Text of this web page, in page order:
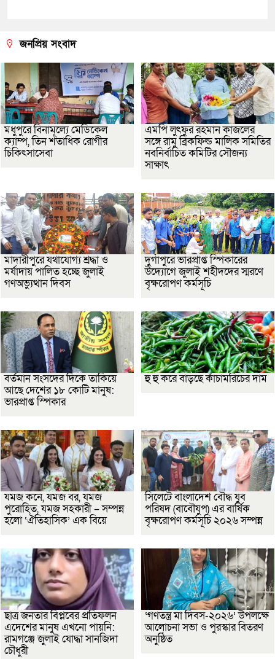
জনপ্রিয় সংবাদ
মধুপুরে বিনামূল্যে মেডিকেল
ক্যাম্প, তিন শতাধিক রোগীর
চিকিৎসাসেবা
এমপি লুৎফুর রহমান কাজলের
সঙ্গে রামু ব্রিকফিল্ড মালিক সমিতির
নবনির্বাচিত কমিটির সৌজন্য
সাক্ষাৎ
মাদারীপুরে যথাযোগ্য শ্রদ্ধা ও
মর্যাদায় পালিত হচ্ছে জুলাই
গণঅভ্যুত্থান দিবস
দুর্গাপুরে ভারপ্রাপ্ত স্পিকারের
উদ্যোগে জুলাই শহীদদের স্মরণে
বৃক্ষরোপণ কর্মসূচি
বর্তমান সংসদের দিকে তাকিয়ে
আছে দেশের ১৮ কোটি মানুষ:
ভারপ্রাপ্ত স্পিকার
হু হু করে বাড়ছে কাঁচামরিচের দাম
যমজ কনে, যমজ বর, যমজ
পুরোহিত, যমজ সহকারী – সম্পন্ন
হলো ‘ঐতিহাসিক’ এক বিয়ে
সিলেটে বাংলাদেশ বৌদ্ধ যুব
পরিষদ (বাবৌযুপ) এর বার্ষিক
বৃক্ষরোপণ কর্মসূচি ২০২৬ সম্পন্ন
ছাত্র জনতার বিপ্লবের প্রতিফলন
এদেশের মানুষ এখনো পায়নি:
রামগঞ্জে জুলাই যোদ্ধা সানজিদা
চৌধুরী
‘গণতন্ত্র মা দিবস-২০২৬’ উপলক্ষে
আলোচনা সভা ও পুরস্কার বিতরণ
অনুষ্ঠিত